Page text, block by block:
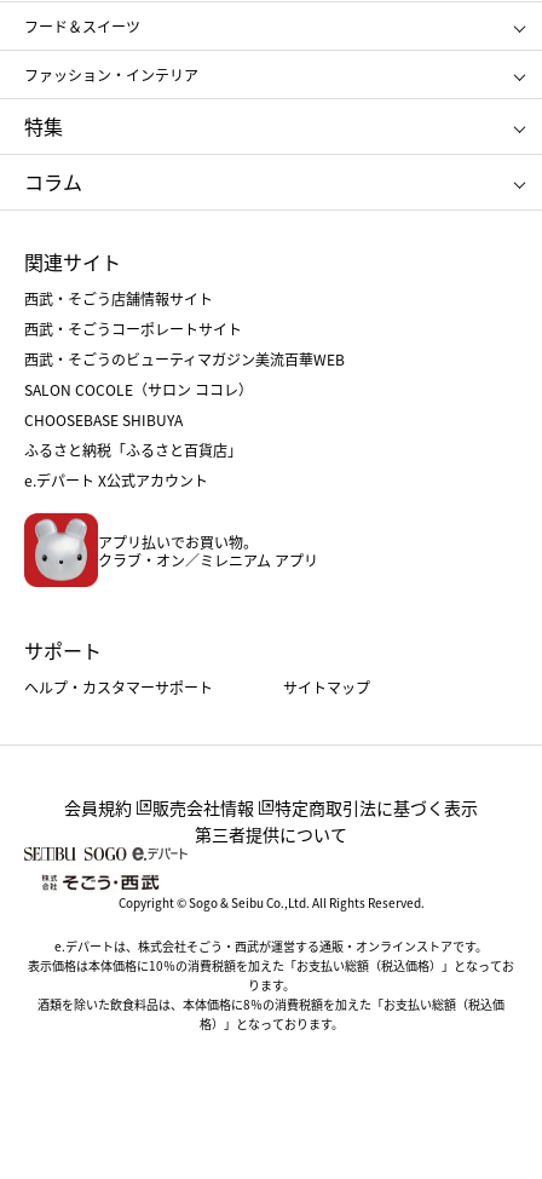
スポーツ・アウトドア
お中元
お歳暮
SHISEIDO
ポール&ジョー ボーテ
ジルスチュアート
NARS
RMK
クリニーク
SK-Ⅱ
フード＆スイーツ
アンリ・シャルパンティエ
ゴディバ
新宿高野
たねや
ねんりん家
ファッション・インテリア
ポロ ラルフ ローレン
タケオ キクチ
ママ＆キッズ
シュタイフ
特集
お中元
ひな人形
五月人形
父の日
クリスマスケーキ
ホワイトデー
コラム
菓子折り
和菓子
人気のギフト
バレンタイン
ホワイトデー
おせち
フード
ホーム・キッチン＆アート
関連サイト
西武・そごう店舗情報サイト
西武・そごうコーポレートサイト
西武・そごうのビューティマガジン美流百華WEB
SALON COCOLE（サロン ココレ）
CHOOSEBASE SHIBUYA
ふるさと納税「ふるさと百貨店」
e.デパート X公式アカウント
アプリ払いでお買い物。
クラブ・オン／ミレニアム アプリ
サポート
ヘルプ・カスタマーサポート サイトマップ
会員規約 販売会社情報
特定商取引法に基づく表示
第三者提供について
Copyright © Sogo & Seibu Co.,Ltd. All Rights Reserved.
e.デパートは、株式会社そごう・西武が運営する通販・オンラインストアです。
表示価格は本体価格に10％の消費税額を加えた「お支払い総額（税込価格）」となってお
ります。
酒類を除いた飲食料品は、本体価格に8％の消費税額を加えた「お支払い総額（税込価
格）」となっております。